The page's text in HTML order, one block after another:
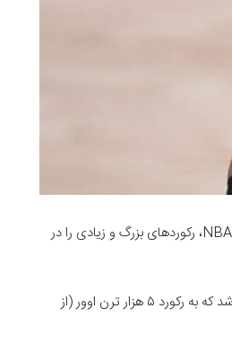
به گزارش خبرگزاری خبرآنلاین؛ لبران جیمز فوق‌ستاره بسکتبال جهان و تیم لس‌انجلس لیکرز در لیگ NBA، رکوردهای بزرگ و زیادی را در
فوق ستاره ۳۸ ساله که لقب پادشاه را یدک می‌کشد، به نخستین بازیکن در تاریخ لیگ NBA تبدیل شد که به رکورد ۵ هزار ترن اوور (از